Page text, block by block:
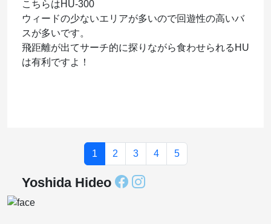
こちらはHU-300
ウィードの少ないエリアが多いので回遊性の高いバ
スが多いです。
飛距離が出てサーチ的に探りながら食わせられるHU
は有利ですよ！
1 2 3 4 5
Yoshida Hideo